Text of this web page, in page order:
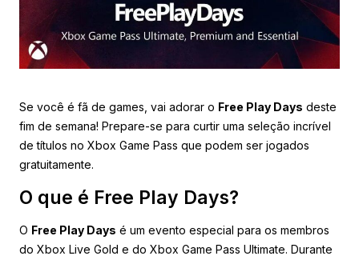
Se você é fã de games, vai adorar o Free Play Days deste
fim de semana! Prepare-se para curtir uma seleção incrível
de títulos no Xbox Game Pass que podem ser jogados
gratuitamente.
O que é Free Play Days?
O Free Play Days é um evento especial para os membros
do Xbox Live Gold e do Xbox Game Pass Ultimate. Durante